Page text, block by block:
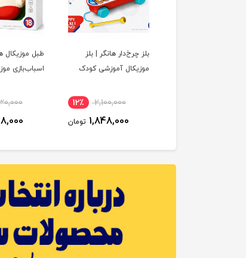
بلز چرخ‌دار هانگر | بلز
موزیکال آموزشی کودک
2,100,000 12٪
1,848,000 تومان
طبل موزیکال
اسباب‌بازی